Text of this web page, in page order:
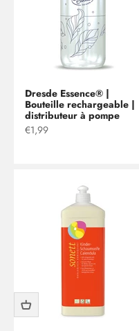
Dresde Essence® |
Bouteille rechargeable |
distributeur à pompe
Prix de vente
€1,99